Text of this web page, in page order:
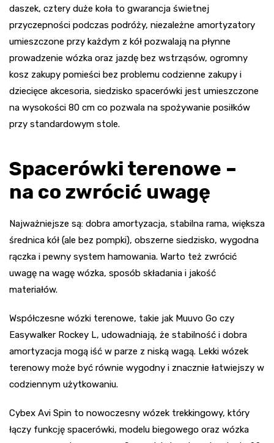
daszek, cztery duże koła to gwarancja świetnej
przyczepności podczas podróży, niezależne amortyzatory
umieszczone przy każdym z kół pozwalają na płynne
prowadzenie wózka oraz jazdę bez wstrząsów, ogromny
kosz zakupy pomieści bez problemu codzienne zakupy i
dziecięce akcesoria, siedzisko spacerówki jest umieszczone
na wysokości 80 cm co pozwala na spożywanie posiłków
przy standardowym stole.
Spacerówki terenowe –
na co zwrócić uwagę
Najważniejsze są: dobra amortyzacja, stabilna rama, większa
średnica kół (ale bez pompki), obszerne siedzisko, wygodna
rączka i pewny system hamowania. Warto też zwrócić
uwagę na wagę wózka, sposób składania i jakość
materiałów.
Współczesne wózki terenowe, takie jak Muuvo Go czy
Easywalker Rockey L, udowadniają, że stabilność i dobra
amortyzacja mogą iść w parze z niską wagą. Lekki wózek
terenowy może być równie wygodny i znacznie łatwiejszy w
codziennym użytkowaniu.
Cybex Avi Spin to nowoczesny wózek trekkingowy, który
łączy funkcję spacerówki, modelu biegowego oraz wózka